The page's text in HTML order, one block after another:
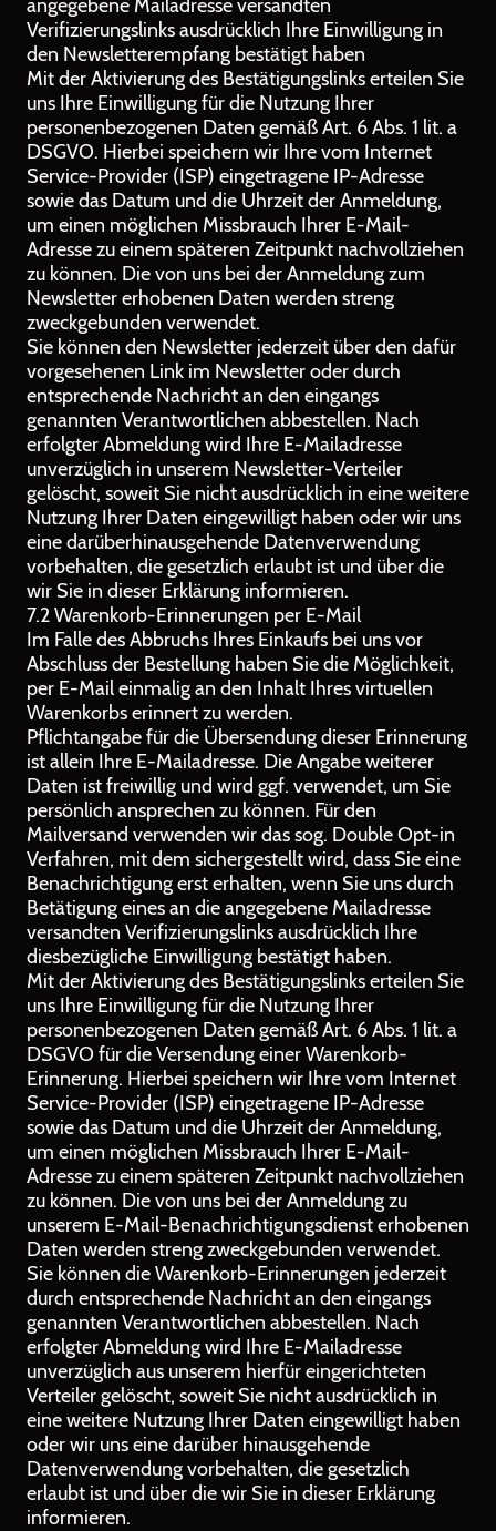
angegebene Mailadresse versandten
Verifizierungslinks ausdrücklich Ihre Einwilligung in
den Newsletterempfang bestätigt haben
Mit der Aktivierung des Bestätigungslinks erteilen Sie
uns Ihre Einwilligung für die Nutzung Ihrer
personenbezogenen Daten gemäß Art. 6 Abs. 1 lit. a
DSGVO. Hierbei speichern wir Ihre vom Internet
Service-Provider (ISP) eingetragene IP-Adresse
sowie das Datum und die Uhrzeit der Anmeldung,
um einen möglichen Missbrauch Ihrer E-Mail-
Adresse zu einem späteren Zeitpunkt nachvollziehen
zu können. Die von uns bei der Anmeldung zum
Newsletter erhobenen Daten werden streng
zweckgebunden verwendet.
Sie können den Newsletter jederzeit über den dafür
vorgesehenen Link im Newsletter oder durch
entsprechende Nachricht an den eingangs
genannten Verantwortlichen abbestellen. Nach
erfolgter Abmeldung wird Ihre E-Mailadresse
unverzüglich in unserem Newsletter-Verteiler
gelöscht, soweit Sie nicht ausdrücklich in eine weitere
Nutzung Ihrer Daten eingewilligt haben oder wir uns
eine darüberhinausgehende Datenverwendung
vorbehalten, die gesetzlich erlaubt ist und über die
wir Sie in dieser Erklärung informieren.
7.2 Warenkorb-Erinnerungen per E-Mail
Im Falle des Abbruchs Ihres Einkaufs bei uns vor
Abschluss der Bestellung haben Sie die Möglichkeit,
per E-Mail einmalig an den Inhalt Ihres virtuellen
Warenkorbs erinnert zu werden.
Pflichtangabe für die Übersendung dieser Erinnerung
ist allein Ihre E-Mailadresse. Die Angabe weiterer
Daten ist freiwillig und wird ggf. verwendet, um Sie
persönlich ansprechen zu können. Für den
Mailversand verwenden wir das sog. Double Opt-in
Verfahren, mit dem sichergestellt wird, dass Sie eine
Benachrichtigung erst erhalten, wenn Sie uns durch
Betätigung eines an die angegebene Mailadresse
versandten Verifizierungslinks ausdrücklich Ihre
diesbezügliche Einwilligung bestätigt haben.
Mit der Aktivierung des Bestätigungslinks erteilen Sie
uns Ihre Einwilligung für die Nutzung Ihrer
personenbezogenen Daten gemäß Art. 6 Abs. 1 lit. a
DSGVO für die Versendung einer Warenkorb-
Erinnerung. Hierbei speichern wir Ihre vom Internet
Service-Provider (ISP) eingetragene IP-Adresse
sowie das Datum und die Uhrzeit der Anmeldung,
um einen möglichen Missbrauch Ihrer E-Mail-
Adresse zu einem späteren Zeitpunkt nachvollziehen
zu können. Die von uns bei der Anmeldung zu
unserem E-Mail-Benachrichtigungsdienst erhobenen
Daten werden streng zweckgebunden verwendet.
Sie können die Warenkorb-Erinnerungen jederzeit
durch entsprechende Nachricht an den eingangs
genannten Verantwortlichen abbestellen. Nach
erfolgter Abmeldung wird Ihre E-Mailadresse
unverzüglich aus unserem hierfür eingerichteten
Verteiler gelöscht, soweit Sie nicht ausdrücklich in
eine weitere Nutzung Ihrer Daten eingewilligt haben
oder wir uns eine darüber hinausgehende
Datenverwendung vorbehalten, die gesetzlich
erlaubt ist und über die wir Sie in dieser Erklärung
informieren.